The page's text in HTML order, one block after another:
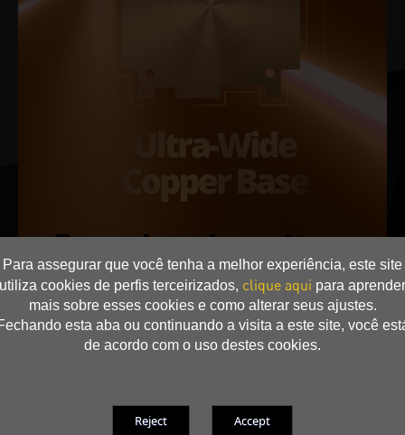
Para assegurar que você tenha a melhor experiência, este site
utiliza cookies de perfis terceirizados, clique aqui para aprender
mais sobre esses cookies e como alterar seus ajustes.
esta aba ou continuando a visita a este site, você
de acordo com o uso destes cookies.
Base de cobre ultra-
wide
Uma grande base de cobre processada com tecnologia anti-
oxidação é aderida tanto à GPU quanto ao VRAM para absorv